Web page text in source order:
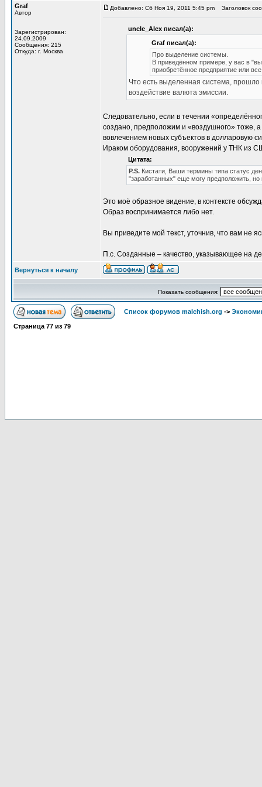
Graf
Автор
Зарегистрирован:
24.09.2009
Сообщения: 215
Откуда: г. Москва
Добавлено: Сб Ноя 19, 2011 5:45 pm Заголовок
uncle_Alex писал(а):
Graf писал(а):
Про выделение системы.
В приведённом примере, у вас в
приобретённое предприятие или
Что есть выделенная система,
воздействие валюта эмиссии.
Следовательно, если в течении
создано, предположим и «воздушного» тоже,
вовлечением новых субъектов в долларовую
Ираком оборудования, вооружений у ТНК из
Цитата:
P.S. Кистати, Ваши термины типа статус
"заработанных" еще могу предположить, но
Это моё образное видение, в контексте
Образ воспринимается либо нет.
Вы приведите мой текст, уточнив, что вам не
П.с. Созданные – качество, указывающее на
Вернуться к началу
Показать сообщения:
Список форумов malchish.org ->
Страница 77 из 79